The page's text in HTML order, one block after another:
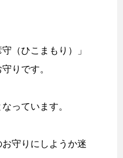
（ひこまもり）」
りです。
っています。
守りにしようか迷